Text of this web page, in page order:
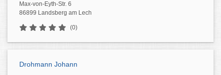
Max-von-Eyth-Str. 6
86899 Landsberg am Lech
(0)
Drohmann Johann